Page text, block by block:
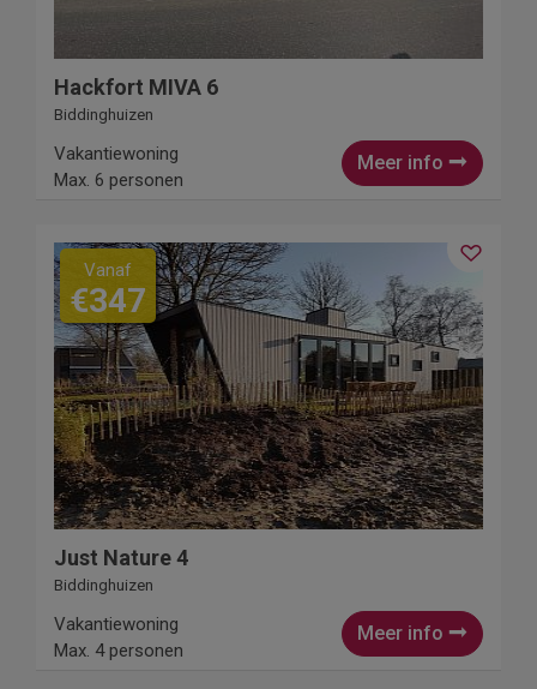
Hackfort MIVA 6
Biddinghuizen
Meer info
Vakantiewoning
Max. 6 personen
Vanaf
€347
Just Nature 4
Biddinghuizen
Meer info
Vakantiewoning
Max. 4 personen